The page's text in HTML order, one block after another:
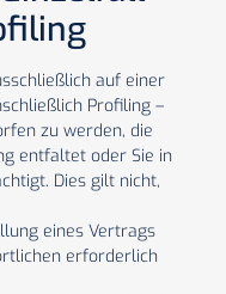
auf einer
Profiling –
zu werden, die
entfaltet oder Sie in
Dies gilt nicht,
eines Vertrags
erforderlich